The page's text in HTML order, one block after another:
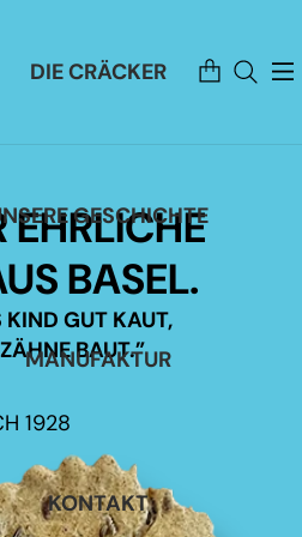
DIE CRÄCKER
GESCHICHTE
MANUFAKTUR
KONTAKT
Artikel
im
Warenkorb
EHRLICHE
BASEL.
KIND GUT KAUT,
BAUT.”
1928